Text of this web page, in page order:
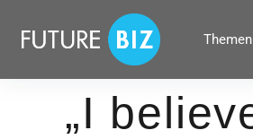
überspringen
FUTUREBIZ
Social Media Marketing Blog fürThemen
„I